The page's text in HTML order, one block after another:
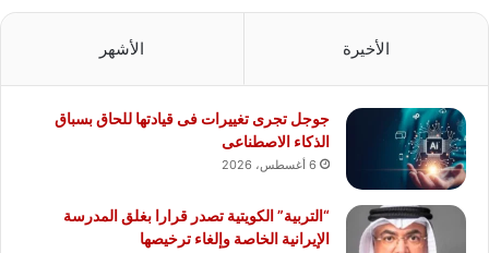
الأخيرة الأشهر
جوجل تجرى تغييرات فى قيادتها للحاق بسباق
الذكاء الاصطناعى
6 أغسطس، 2026
“التربية” الكويتية تصدر قرارا بغلق المدرسة
الإيرانية الخاصة وإلغاء ترخيصها